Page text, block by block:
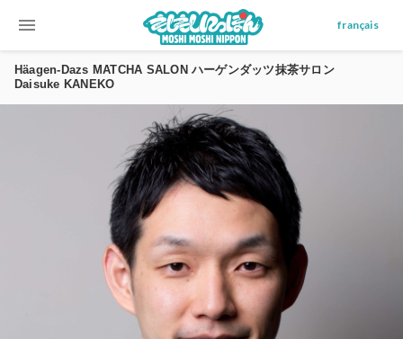
menu français
Häagen-Dazs MATCHA SALON ハーゲンダッツ抹茶サロン
Daisuke KANEKO